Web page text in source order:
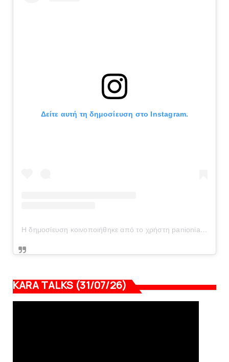
Δείτε αυτή τη δημοσίευση στο Instagram.
Η δημοσίευση κοινοποιήθηκε από το χρήστη panionianea.gr (@panionianea.gr)
KARA TALKS (31/07/26)